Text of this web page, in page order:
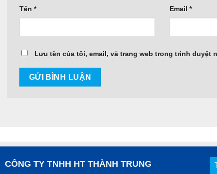
Tên * Email *
Lưu tên của tôi, email, và trang web trong trình duyệt
CÔNG TY TNHH HT THÀNH TRUNG